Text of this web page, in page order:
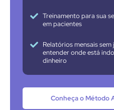
Treinamento para sua
em pacientes
Relatórios mensais
entender onde está
dinheiro
Conheça o Método